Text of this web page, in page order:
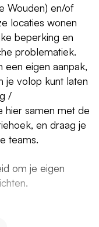
Wouden) en/of
locaties wonen
beperking en
problematiek.
een eigen aanpak,
je volop kunt laten
/
hier samen met de
en draag je
teams.
om je eigen